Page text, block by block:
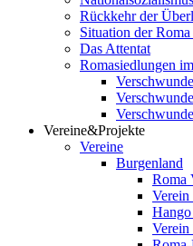
Rückkehr der
Situation der
Das Attentat
Romasiedlungen
Vereine&Projekte
Vereine
Burgenland
Roma
Verein
Verein